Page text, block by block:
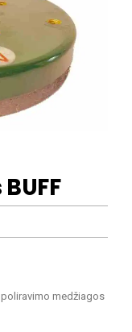
medžiagos